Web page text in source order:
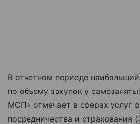
В отчетном периоде
по объему закупок у
МСП» отмечает в сферах услуг
посредничества и страхования